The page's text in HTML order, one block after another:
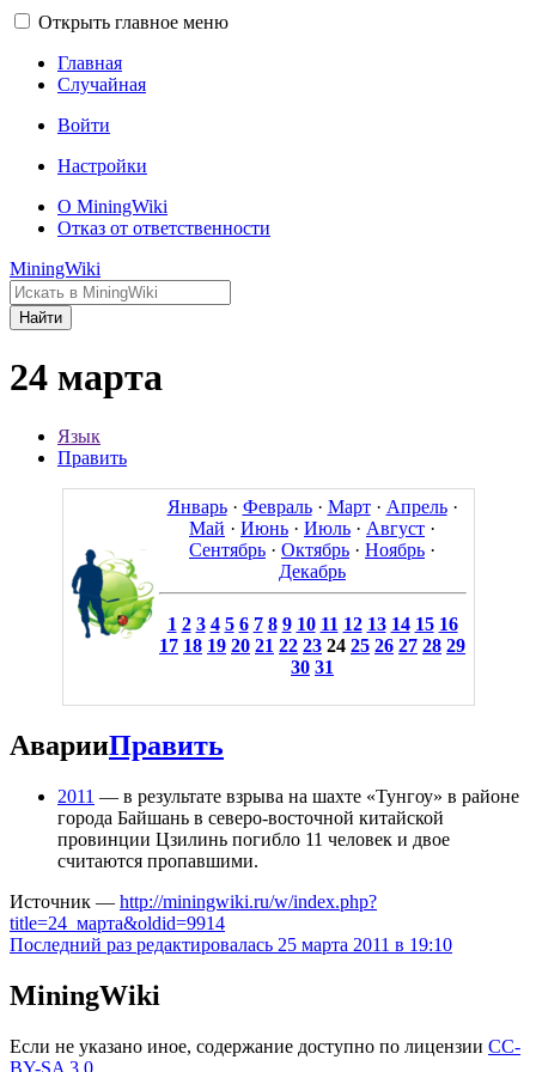
Открыть главное меню
Главная
Случайная
Войти
Настройки
О MiningWiki
Отказ от ответственности
MiningWiki
Найти
24 марта
Язык
Править
Январь· Февраль· Март· Апрель·
Май · Июнь · Июль · Август ·
Сентябрь · Октябрь · Ноябрь ·
Декабрь
1 2 3 4 5 6 7 8 9 10 11 12 13 14 15 16
17 18 19 20 21 22 23 24 25 26 27 28 29
30 31
АварииПравить
2011 — в результате взрыва на шахте «Тунгоу» в районе
города Байшань в северо-восточной китайской
провинции Цзилинь погибло 11 человек и двое
считаются пропавшими.
Источник — http://miningwiki.ru/w/index.php?
title=24_марта&oldid=9914
Последний раз редактировалась 25 марта 2011 в 19:10
MiningWiki
Если не указано иное, содержание доступно по лицензии CC-
BY-SA 3.0